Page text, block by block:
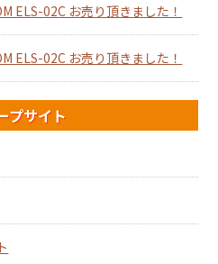
CUSTOM ELS-02C お売り頂きました！
CUSTOM ELS-02C お売り頂きました！
プサイト